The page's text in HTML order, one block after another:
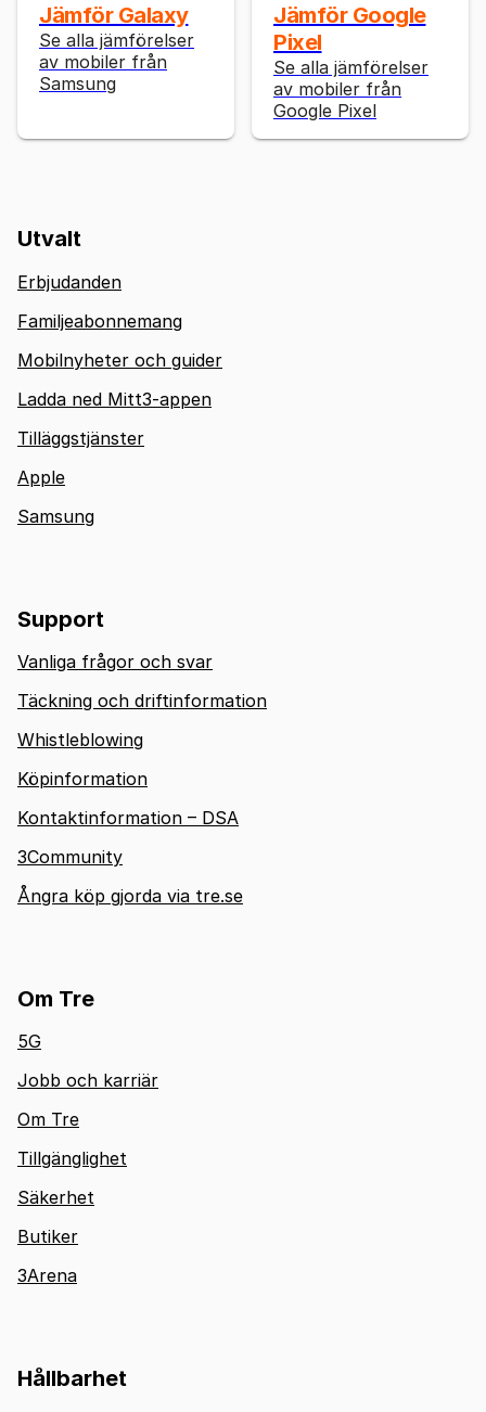
Jämför Galaxy
Se alla jämförelser
av mobiler från
Samsung
Jämför Google
Pixel
Se alla jämförelser
av mobiler från
Google Pixel
Utvalt
Erbjudanden
Familjeabonnemang
Mobilnyheter och guider
Ladda ned Mitt3-appen
Tilläggstjänster
Apple
Samsung
Support
Vanliga frågor och svar
Täckning och driftinformation
Whistleblowing
Köpinformation
Kontaktinformation – DSA
3Community
Ångra köp gjorda via tre.se
Om Tre
5G
Jobb och karriär
Om Tre
Tillgänglighet
Säkerhet
Butiker
3Arena
Hållbarhet